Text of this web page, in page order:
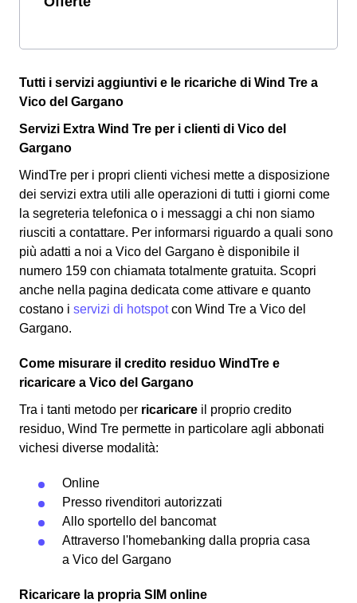
Tutti i servizi aggiuntivi e le ricariche di Wind Tre a
Vico del Gargano
Servizi Extra Wind Tre per i clienti di Vico del
Gargano
WindTre per i propri clienti vichesi mette a disposizione
dei servizi extra utili alle operazioni di tutti i giorni come
la segreteria telefonica o i messaggi a chi non siamo
riusciti a contattare. Per informarsi riguardo a quali sono
più adatti a noi a Vico del Gargano è disponibile il
numero 159 con chiamata totalmente gratuita. Scopri
anche nella pagina dedicata come attivare e quanto
costano i servizi di hotspotcon Wind Tre a Vico del
Gargano.
Come misurare il credito residuo WindTre e
ricaricare a Vico del Gargano
Tra i tanti metodo per ricaricare il proprio credito
residuo, Wind Tre permette in particolare agli abbonati
vichesi diverse modalità:
Online
Presso rivenditori autorizzati
Allo sportello del bancomat
Attraverso l'homebanking dalla propria casa
a Vico del Gargano
Ricaricare la propria SIM online